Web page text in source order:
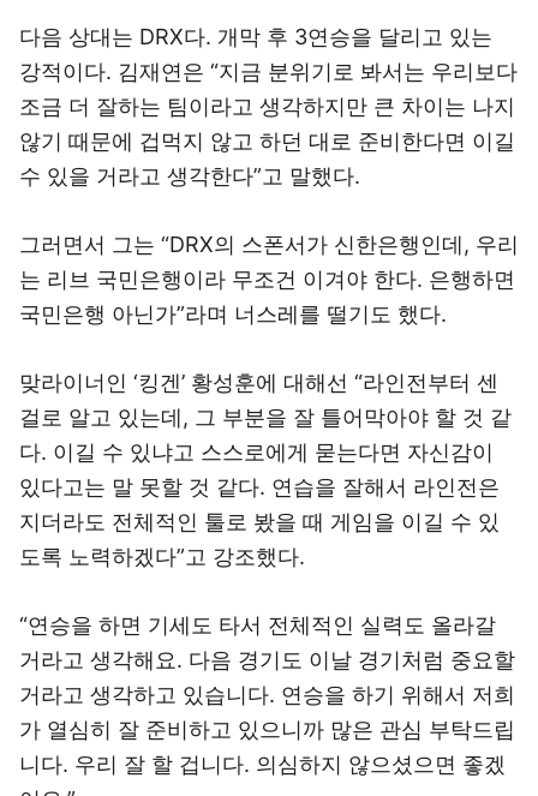
다음 상대는 DRX다. 개막 후 3연승을 달리고 있는
강적이다. 김재연은 “지금 분위기로 봐서는 우리보다
조금 더 잘하는 팀이라고 생각하지만 큰 차이는 나지
않기 때문에 겁먹지 않고 하던 대로 준비한다면 이길
수 있을 거라고 생각한다”고 말했다.
그러면서 그는 “DRX의 스폰서가 신한은행인데, 우리
는 리브 국민은행이라 무조건 이겨야 한다. 은행하면
국민은행 아닌가”라며 너스레를 떨기도 했다.
맞라이너인 ‘킹겐’ 황성훈에 대해선 “라인전부터 센
걸로 알고 있는데, 그 부분을 잘 틀어막아야 할 것 같
다. 이길 수 있냐고 스스로에게 묻는다면 자신감이
있다고는 말 못할 것 같다. 연습을 잘해서 라인전은
지더라도 전체적인 툴로 봤을 때 게임을 이길 수 있
도록 노력하겠다”고 강조했다.
“연승을 하면 기세도 타서 전체적인 실력도 올라갈
거라고 생각해요. 다음 경기도 이날 경기처럼 중요할
거라고 생각하고 있습니다. 연승을 하기 위해서 저희
가 열심히 잘 준비하고 있으니까 많은 관심 부탁드립
니다. 우리 잘 할 겁니다. 의심하지 않으셨으면 좋겠